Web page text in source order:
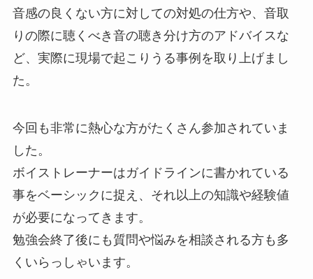
音感の良くない方に対しての対処の仕方や、音取
りの際に聴くべき音の聴き分け方のアドバイスな
ど、実際に現場で起こりうる事例を取り上げまし
た。
今回も非常に熱心な方がたくさん参加されていま
した。
ボイストレーナーはガイドラインに書かれている
事をベーシックに捉え、それ以上の知識や経験値
が必要になってきます。
勉強会終了後にも質問や悩みを相談される方も多
くいらっしゃいます。